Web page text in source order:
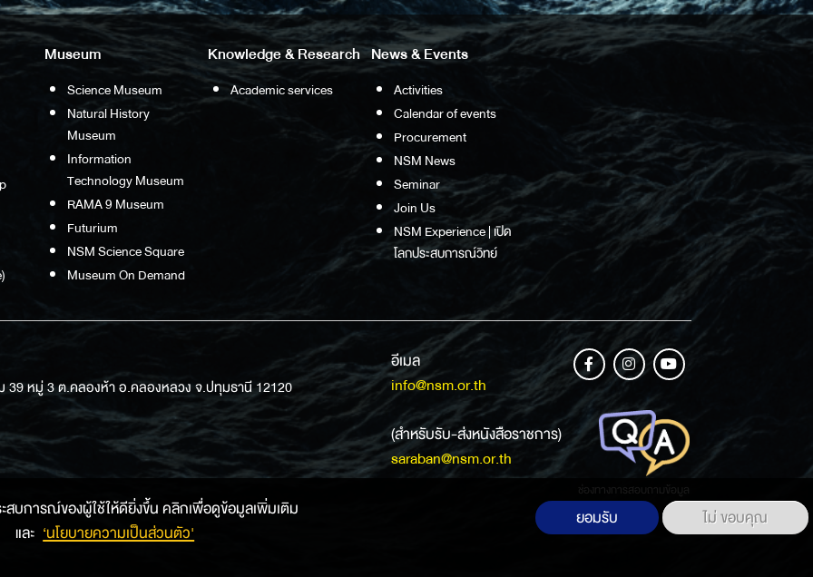
Museum
Science Museum
Natural History
Museum
Information
Technology Museum
RAMA 9 Museum
Futurium
NSM Science Square
Museum On Demand
Knowledge & Research
Academic services
News & Events
Activities
Calendar of events
Procurement
NSM News
Seminar
Join Us
NSM Experience | เปิด
โลกประสบการณ์วิทย์
39 หมู่ 3 ต.คลองห้า อ.คลองหลวง จ.ปทุมธานี 12120
อีเมล
info@nsm.or.th
(สำหรับรับ-ส่งหนังสือราชการ)
saraban@nsm.or.th
ช่องทางการสอบถามข้อมูล
สบการณ์ของผู้ใช้ให้ดียิ่งขึ้น คลิกเพื่อดูข้อมูลเพิ่มเติม
และ ‘นโยบายความเป็นส่วนตัว'
ยอมรับ ไม่ ขอบคุณ